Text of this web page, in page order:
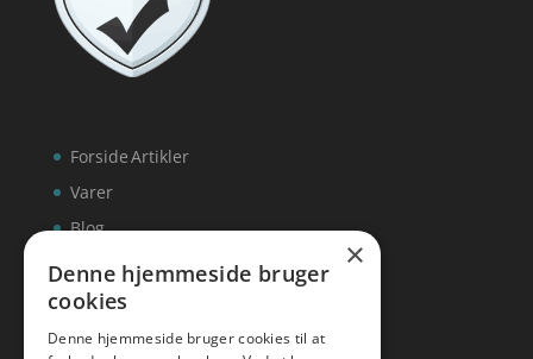
Forside
Varer
Blog
Kontakt
Artikler
×
Denne hjemmeside bruger
cookies
Denne hjemmeside bruger cookies til at